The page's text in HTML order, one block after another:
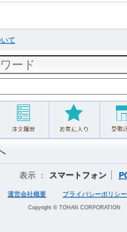
て
表示 ： スマートフォン
運営会社概要 プライバシーポリシー
Copyright © TOHAN CORPORATION